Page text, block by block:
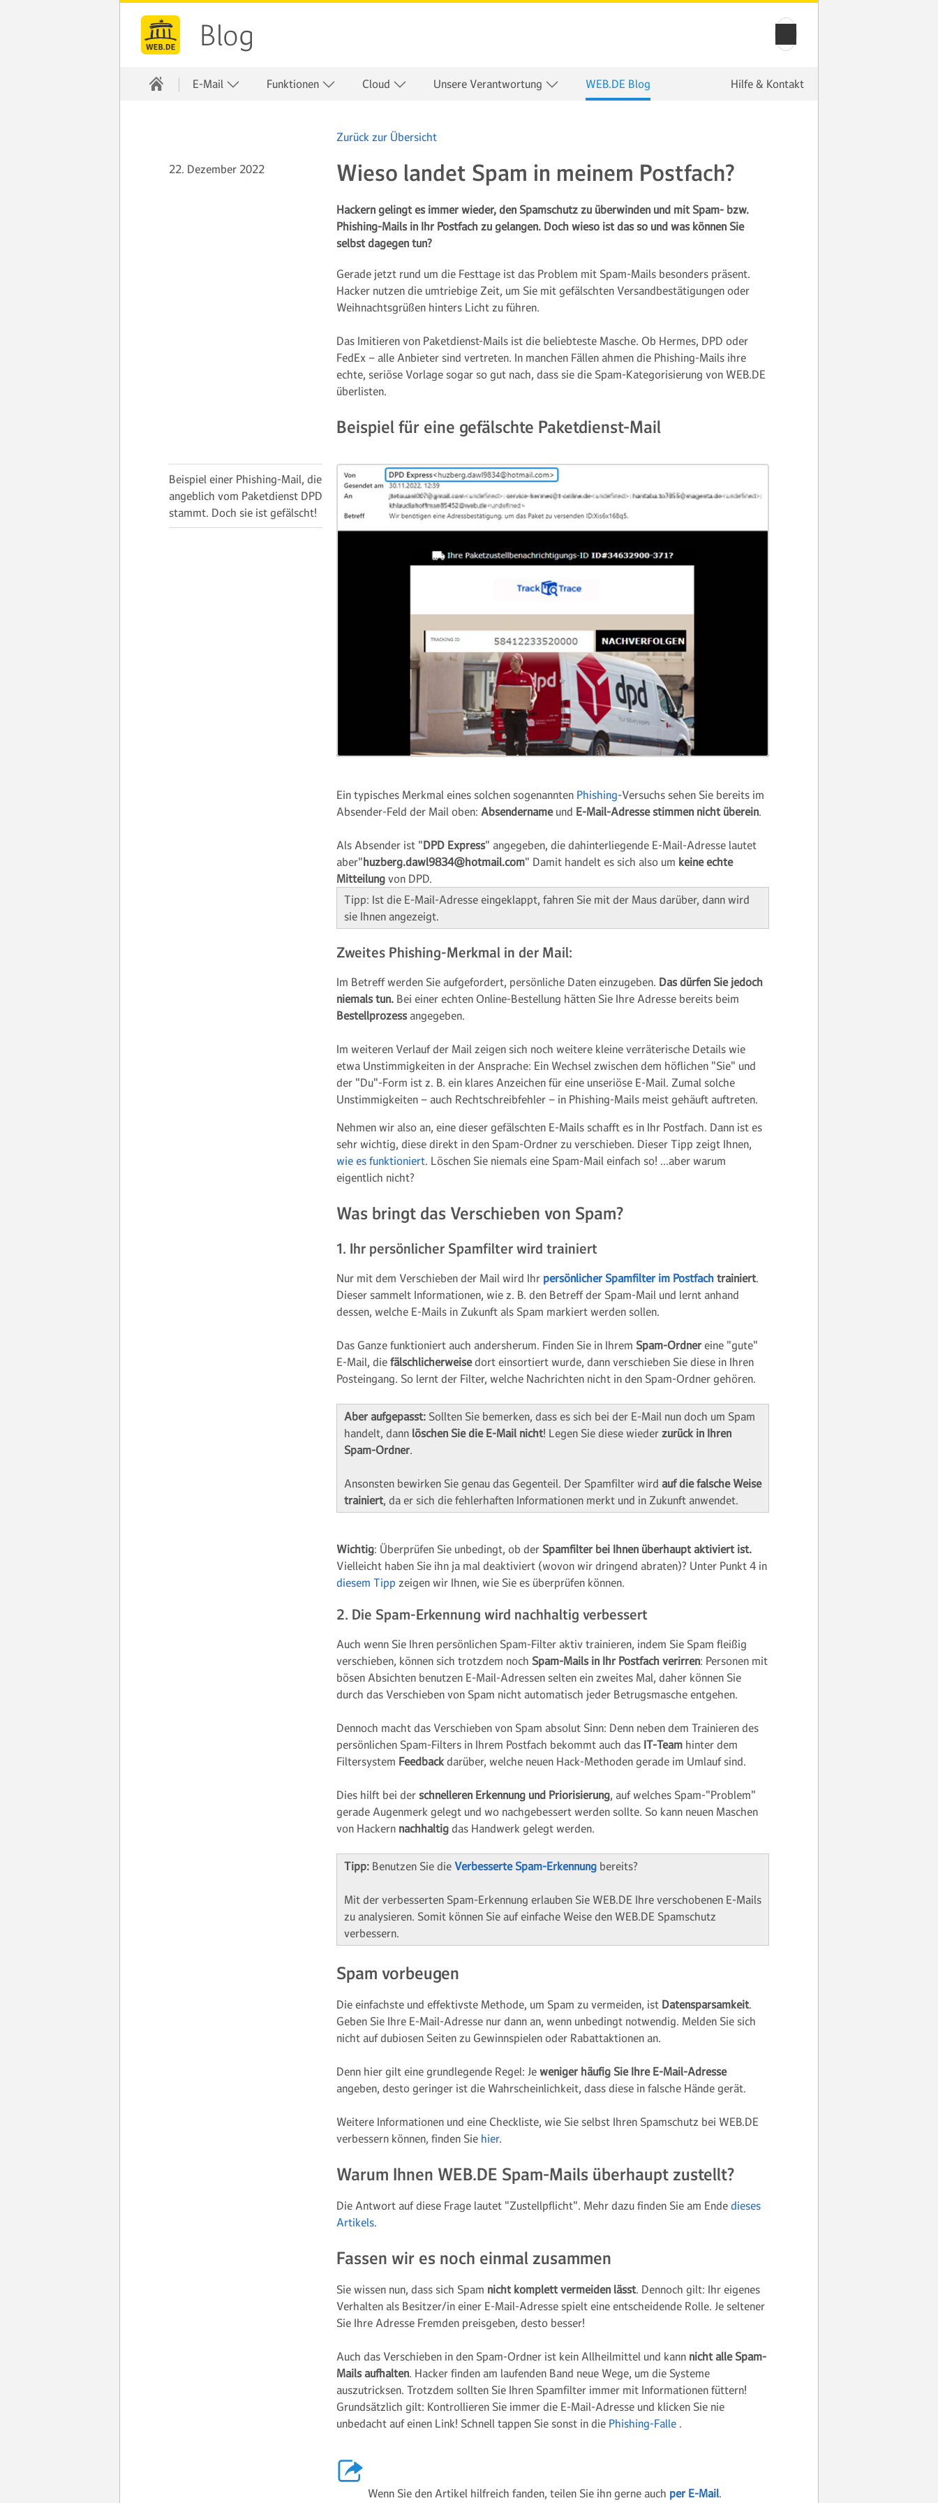
Blog
E-Mail Funktionen Cloud Unsere Verantwortung WEB.DE Blog Hilfe & Kontakt
Zurück zur Übersicht
22. Dezember 2022 Wieso landet Spam in meinem Postfach?
Hackern gelingt es immer wieder, den Spamschutz zu überwinden und mit Spam- bzw.
Phishing-Mails in Ihr Postfach zu gelangen. Doch wieso ist das so und was können Sie
selbst dagegen tun?
Gerade jetzt rund um die Festtage ist das Problem mit Spam-Mails besonders präsent.
Hacker nutzen die umtriebige Zeit, um Sie mit gefälschten Versandbestätigungen oder
Weihnachtsgrüßen hinters Licht zu führen.
Das Imitieren von Paketdienst-Mails ist die beliebteste Masche. Ob Hermes, DPD oder
FedEx – alle Anbieter sind vertreten. In manchen Fällen ahmen die Phishing-Mails ihre
echte, seriöse Vorlage sogar so gut nach, dass sie die Spam-Kategorisierung von WEB.DE
überlisten.
Beispiel für eine gefälschte Paketdienst-Mail
Beispiel einer Phishing-Mail, die
angeblich vom Paketdienst DPD
stammt. Doch sie ist gefälscht!
Ein typisches Merkmal eines solchen sogenannten Phishing-Versuchs sehen Sie bereits im
Absender-Feld der Mail oben: Absendernameund E-Mail-Adresse stimmen nicht überein.
Als Absender ist "DPD Express" angegeben, die dahinterliegende E-Mail-Adresse lautet
aber"huzberg.dawl9834@hotmail.com" Damit handelt es sich also um keine echte
Mitteilung von DPD.
Tipp: Ist die E-Mail-Adresse eingeklappt, fahren Sie mit der Maus darüber, dann wird
sie Ihnen angezeigt.
Zweites Phishing-Merkmal in der Mail:
Im Betreff werden Sie aufgefordert, persönliche Daten einzugeben. Das dürfen Sie jedoch
niemals tun. Bei einer echten Online-Bestellung hätten Sie Ihre Adresse bereits beim
Bestellprozessangegeben.
Im weiteren Verlauf der Mail zeigen sich noch weitere kleine verräterische Details wie
etwa Unstimmigkeiten in der Ansprache: Ein Wechsel zwischen dem höflichen "Sie" und
der "Du"-Form ist z. B. ein klares Anzeichen für eine unseriöse E-Mail. Zumal solche
Unstimmigkeiten – auch Rechtschreibfehler – in Phishing-Mails meist gehäuft auftreten.
Nehmen wir also an, eine dieser gefälschten E-Mails schafft es in Ihr Postfach. Dann ist es
sehr wichtig, diese direkt in den Spam-Ordner zu verschieben. Dieser Tipp zeigt Ihnen,
wie es funktioniert. Löschen Sie niemals eine Spam-Mail einfach so! …aber warum
eigentlich nicht?
Was bringt das Verschieben von Spam?
1. Ihr persönlicher Spamfilter wird trainiert
Nur mit dem Verschieben der Mail wird Ihr persönlicher Spamfilter im Postfach trainiert.
Dieser sammelt Informationen, wie z. B. den Betreff der Spam-Mail und lernt anhand
dessen, welche E-Mails in Zukunft als Spam markiert werden sollen.
Das Ganze funktioniert auch andersherum. Finden Sie in Ihrem Spam-Ordner eine "gute"
E-Mail, die fälschlicherweisedort einsortiert wurde, dann verschieben Sie diese in Ihren
Posteingang. So lernt der Filter, welche Nachrichten nicht in den Spam-Ordner gehören.
Aber aufgepasst: Sollten Sie bemerken, dass es sich bei der E-Mail nun doch um Spam
handelt, dann löschen Sie die E-Mail nicht! Legen Sie diese wieder zurück in Ihren
Spam-Ordner.
Ansonsten bewirken Sie genau das Gegenteil. Der Spamfilter wird auf die falsche Weise
trainiert, da er sich die fehlerhaften Informationen merkt und in Zukunft anwendet.
Wichtig: Überprüfen Sie unbedingt, ob der Spamfilter bei Ihnen überhaupt aktiviert ist.
Vielleicht haben Sie ihn ja mal deaktiviert (wovon wir dringend abraten)? Unter Punkt 4 in
diesem Tipp zeigen wir Ihnen, wie Sie es überprüfen können.
2. Die Spam-Erkennung wird nachhaltig verbessert
Auch wenn Sie Ihren persönlichen Spam-Filter aktiv trainieren, indem Sie Spam fleißig
verschieben, können sich trotzdem noch Spam-Mails in Ihr Postfach verirren: Personen mit
bösen Absichten benutzen E-Mail-Adressen selten ein zweites Mal, daher können Sie
durch das Verschieben von Spam nicht automatisch jeder Betrugsmasche entgehen.
Dennoch macht das Verschieben von Spam absolut Sinn: Denn neben dem Trainieren des
persönlichen Spam-Filters in Ihrem Postfach bekommt auch das IT-Team hinter dem
Filtersystem Feedbackdarüber, welche neuen Hack-Methoden gerade im Umlauf sind.
Dies hilft bei der schnelleren Erkennung und Priorisierung, auf welches Spam-"Problem"
gerade Augenmerk gelegt und wo nachgebessert werden sollte. So kann neuen Maschen
von Hackern nachhaltig das Handwerk gelegt werden.
Tipp: Benutzen Sie die Verbesserte Spam-Erkennung bereits?
Mit der verbesserten Spam-Erkennung erlauben Sie WEB.DE Ihre verschobenen E-Mails
zu analysieren. Somit können Sie auf einfache Weise den WEB.DE Spamschutz
verbessern.
Spam vorbeugen
Die einfachste und effektivste Methode, um Spam zu vermeiden, ist Datensparsamkeit.
Geben Sie Ihre E-Mail-Adresse nur dann an, wenn unbedingt notwendig. Melden Sie sich
nicht auf dubiosen Seiten zu Gewinnspielen oder Rabattaktionen an.
Denn hier gilt eine grundlegende Regel: Je weniger häufig Sie Ihre E-Mail-Adresse
angeben, desto geringer ist die Wahrscheinlichkeit, dass diese in falsche Hände gerät.
Weitere Informationen und eine Checkliste, wie Sie selbst Ihren Spamschutz bei WEB.DE
verbessern können, finden Sie hier.
Warum Ihnen WEB.DE Spam-Mails überhaupt zustellt?
Die Antwort auf diese Frage lautet "Zustellpflicht". Mehr dazu finden Sie am Ende dieses
Artikels.
Fassen wir es noch einmal zusammen
Sie wissen nun, dass sich Spam nicht komplett vermeiden lässt. Dennoch gilt: Ihr eigenes
Verhalten als Besitzer/in einer E-Mail-Adresse spielt eine entscheidende Rolle. Je seltener
Sie Ihre Adresse Fremden preisgeben, desto besser!
Auch das Verschieben in den Spam-Ordner ist kein Allheilmittel und kann nicht alle Spam-
Mails aufhalten. Hacker finden am laufenden Band neue Wege, um die Systeme
auszutricksen. Trotzdem sollten Sie Ihren Spamfilter immer mit Informationen füttern!
Grundsätzlich gilt: Kontrollieren Sie immer die E-Mail-Adresse und klicken Sie nie
unbedacht auf einen Link! Schnell tappen Sie sonst in die Phishing-Falle .
Wenn Sie den Artikel hilfreich fanden, teilen Sie ihn gerne auch per E-Mail.